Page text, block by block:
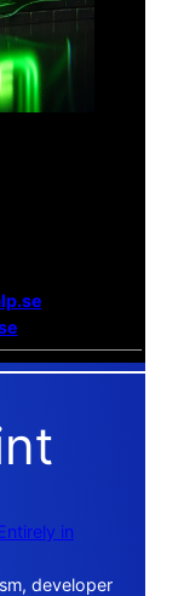
in
developer